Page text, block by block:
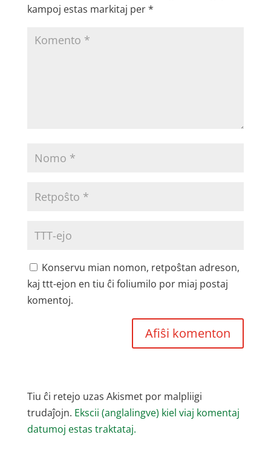
kampoj estas markitaj per*
Konservu mian nomon, retpoŝtan adreson,
kaj ttt-ejon en tiu ĉi foliumilo por miaj postaj
komentoj.
Tiu ĉi retejo uzas Akismet por malpliigi
trudaĵojn. Ekscii (anglalingve) kiel viaj komentaj
datumoj estas traktataj.